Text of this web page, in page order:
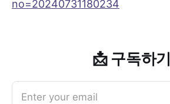
no=20240731180234
📩 구독하기
Enter your email